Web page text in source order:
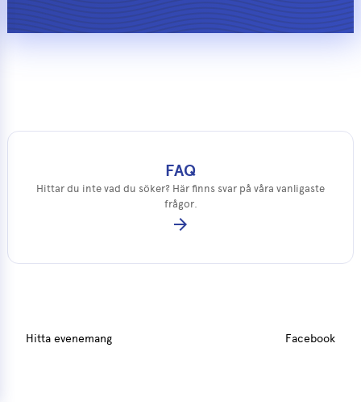
FAQ
Hittar du inte vad du söker? Här finns svar på våra vanligaste
frågor.
arrow_forward
Hitta evenemang Facebook